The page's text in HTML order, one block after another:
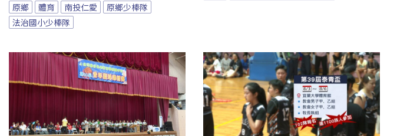
原鄉 體育 南投仁愛
原鄉少棒隊
法治國小少棒隊